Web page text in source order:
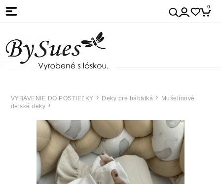
0
VYBAVENIE DO POSTIEĽKY Deky pre bábätká
Mušelínové
detské deky